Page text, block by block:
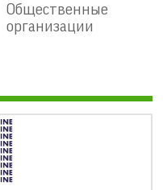
Общественные
организации